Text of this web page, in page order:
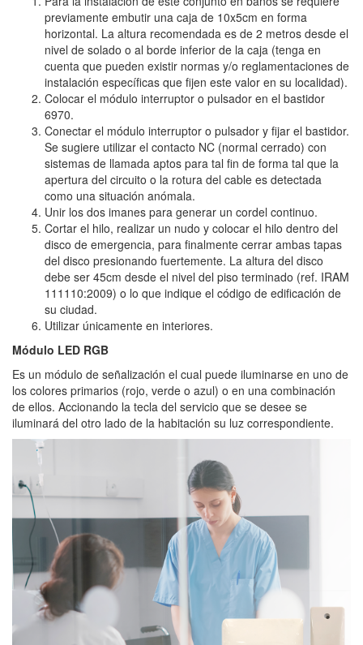
previamente embutir una caja de 10x5cm en forma
horizontal. La altura recomendada es de 2 metros desde el
nivel de solado o al borde inferior de la caja (tenga en
cuenta que pueden existir normas y/o reglamentaciones de
instalación específicas que fijen este valor en su localidad).
Colocar el módulo interruptor o pulsador en el bastidor
6970.
Conectar el módulo interruptor o pulsador y fijar el bastidor.
Se sugiere utilizar el contacto NC (normal cerrado) con
sistemas de llamada aptos para tal fin de forma tal que la
apertura del circuito o la rotura del cable es detectada
como una situación anómala.
Unir los dos imanes para generar un cordel continuo.
Cortar el hilo, realizar un nudo y colocar el hilo dentro del
disco de emergencia, para finalmente cerrar ambas tapas
del disco presionando fuertemente. La altura del disco
debe ser 45cm desde el nivel del piso terminado (ref. IRAM
111110:2009) o lo que indique el código de edificación de
su ciudad.
Utilizar únicamente en interiores.
Módulo LED RGB
Es un módulo de señalización el cual puede iluminarse en uno de
los colores primarios (rojo, verde o azul) o en una combinación
de ellos. Accionando la tecla del servicio que se desee se
iluminará del otro lado de la habitación su luz correspondiente.